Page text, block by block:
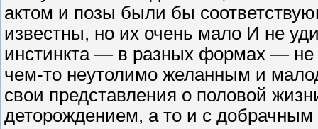
актом и позы были бы
известны, но их очень мало И не
инстинкта — в разных формах — не
чем-то неутолимо желанным и
свои представления о половой
деторождением, а то и с